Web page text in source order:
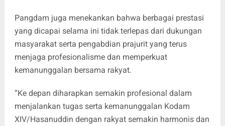
Pangdam juga menekankan bahwa berbagai prestasi
yang dicapai selama ini tidak terlepas dari dukungan
masyarakat serta pengabdian prajurit yang terus
menjaga profesionalisme dan memperkuat
kemanunggalan bersama rakyat.
“Ke depan diharapkan semakin profesional dalam
menjalankan tugas serta kemanunggalan Kodam
XIV/Hasanuddin dengan rakyat semakin harmonis dan